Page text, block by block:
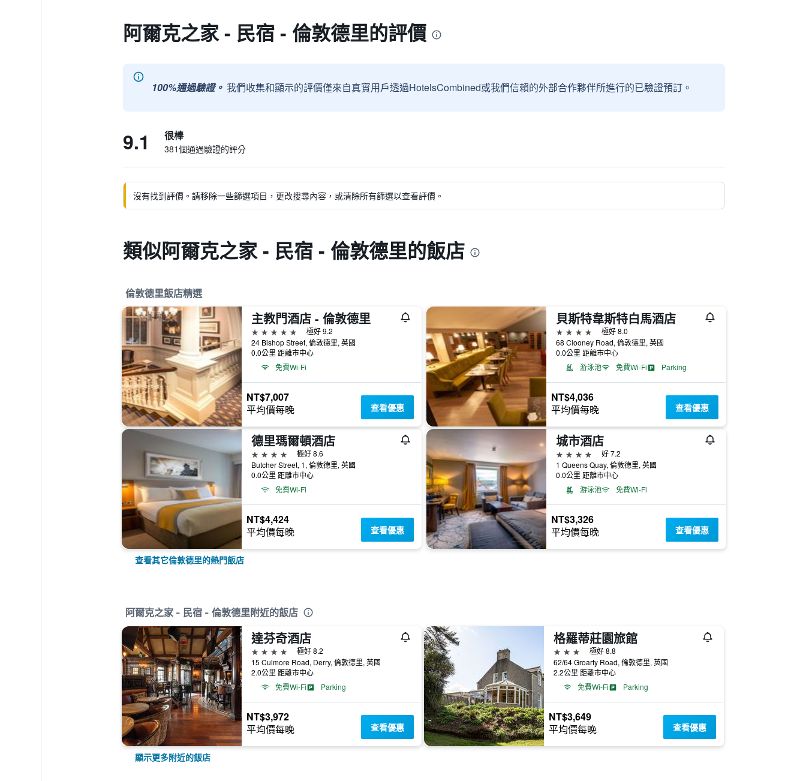
阿爾克之家 - 民宿 - 倫敦德里的評價
100%通過驗證。 我們收集和顯示的評價僅來自真實用戶透過HotelsCombined或我們信賴的外部合作夥伴所進行的已驗證預訂。
9.1 很棒
381個通過驗證的評分
沒有找到評價。請移除一些篩選項目，更改搜尋內容，或清除所有篩選以查看評價。
類似阿爾克之家 - 民宿 - 倫敦德里的飯店
倫敦德里飯店精選
主教門酒店 - 倫敦德里
5星級
極好 9.2
24 Bishop Street, 倫敦德里, 英國
0.0公里 距離市中心
免費Wi-Fi
NT$7,007
平均價每晚 查看優惠
貝斯特韋斯特白馬酒店
4星級
極好 8.0
68 Clooney Road, 倫敦德里, 英國
0.0公里 距離市中心
游泳池
免費Wi-Fi Parking
NT$4,036
平均價每晚 查看優惠
德里瑪爾頓酒店
4星級
極好 8.6
Butcher Street, 1, 倫敦德里, 英國
0.0公里 距離市中心
免費Wi-Fi
NT$4,424
平均價每晚 查看優惠
城市酒店
4星級
好 7.2
1 Queens Quay, 倫敦德里, 英國
0.0公里 距離市中心
游泳池
免費Wi-Fi
NT$3,326
平均價每晚 查看優惠
查看其它倫敦德里的熱門飯店
阿爾克之家 - 民宿 - 倫敦德里附近的飯店
達芬奇酒店
4星級
極好 8.2
15 Culmore Road, Derry, 倫敦德里, 英國
2.0公里 距離市中心
免費Wi-Fi
Parking
NT$3,972
平均價每晚 查看優惠
格羅蒂莊園旅館
3星級
極好 8.8
62/64 Groarty Road, 倫敦德里, 英國
2.2公里 距離市中心
免費Wi-Fi
Parking
NT$3,649
平均價每晚 查看優惠
顯示更多附近的飯店